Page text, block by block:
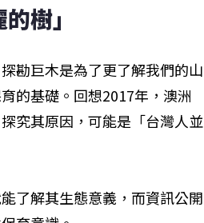
樹」
勘巨木是為了更了解我們的山
的基礎。回想2017年，澳洲
究其原因，可能是「台灣人並
了解其生態意義，而資訊公開